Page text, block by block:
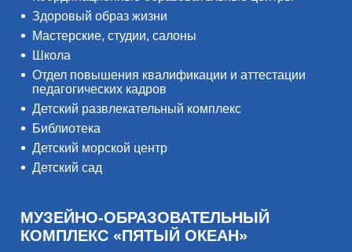
Здоровый образ жизни
Мастерские, студии, салоны
Школа
Отдел повышения квалификации и аттестации
педагогических кадров
Детский развлекательный комплекс
Библиотека
Детский морской центр
Детский сад
МУЗЕЙНО-ОБРАЗОВАТЕЛЬНЫЙ
КОМПЛЕКС «ПЯТЫЙ ОКЕАН»